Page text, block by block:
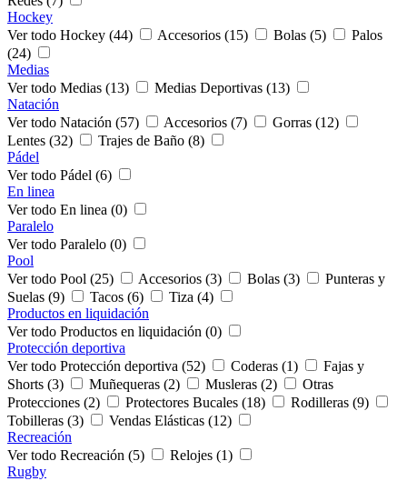
Hockey
Ver todo Hockey (44)
Accesorios (15) Bolas (5)
Palos
(24)
Medias
Ver todo Medias (13)
Medias Deportivas (13)
Natación
Ver todo Natación (57)
Accesorios (7)
Gorras (12)
Lentes (32)
Trajes de Baño (8)
Pádel
Ver todo Pádel (6)
En linea
Ver todo En linea (0)
Paralelo
Ver todo Paralelo (0)
Pool
Ver todo Pool (25)
Accesorios (3) Bolas (3)
Punteras y
Suelas (9)
Tacos (6)
Tiza (4)
Productos en liquidación
Ver todo Productos en liquidación (0)
Protección deportiva
Ver todo Protección deportiva (52)
Coderas (1)
Fajas y
Shorts (3)
Muñequeras (2) Musleras (2)
Otras
Protecciones (2)
Protectores Bucales (18)
Rodilleras (9)
Tobilleras (3)
Vendas Elásticas (12)
Recreación
Ver todo Recreación (5)
Relojes (1)
Rugby